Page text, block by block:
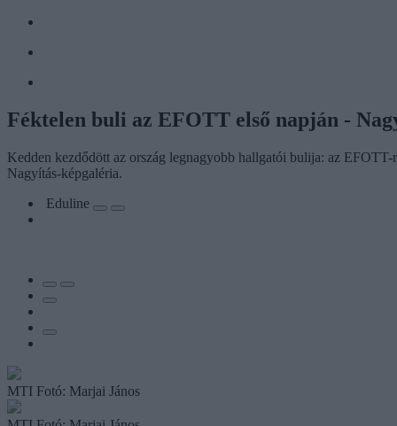
Féktelen buli az EFOTT első napján -
Kedden kezdődött az ország legnagyobb hallgatói bulija: az
Nagyítás-képgaléria.
Eduline
MTI Fotó: Marjai János